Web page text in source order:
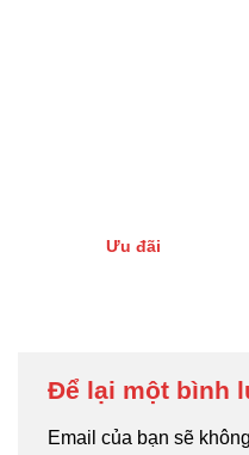
Ưu đãi
Để lại một bình
Email của bạn sẽ